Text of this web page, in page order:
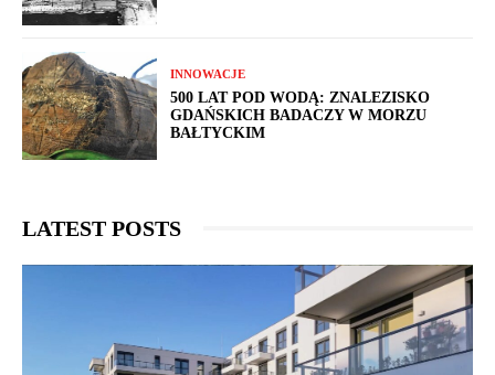
INNOWACJE
500 LAT POD WODĄ: ZNALEZISKO
GDAŃSKICH BADACZY W MORZU
BAŁTYCKIM
LATEST POSTS